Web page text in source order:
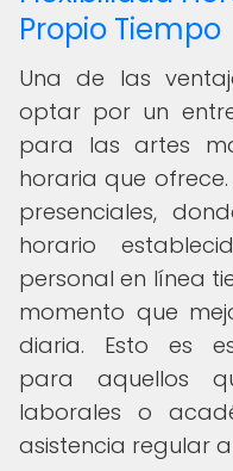
Propio Tiempo
Una de las
optar por un
para las artes
horaria que
presenciales,
horario
personal en línea
momento que
diaria. Esto es
para aquellos
laborales o
asistencia regular